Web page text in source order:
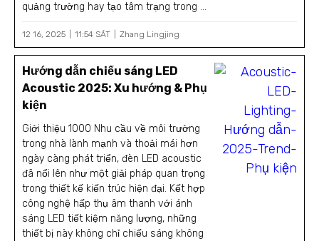
quảng trường hay tạo tâm trạng trong ...
12 16, 2025 11:54 SÁT Zhang Lingjing
Hướng dẫn chiếu sáng LED
Acoustic 2025: Xu hướng & Phụ
kiện
Giới thiệu 1000 Nhu cầu về môi trường
trong nhà lành mạnh và thoải mái hơn
ngày càng phát triển, đèn LED acoustic
đã nổi lên như một giải pháp quan trọng
trong thiết kế kiến trúc hiện đại. Kết hợp
công nghệ hấp thụ âm thanh với ánh
sáng LED tiết kiệm năng lượng, những
thiết bị này không chỉ chiếu sáng không